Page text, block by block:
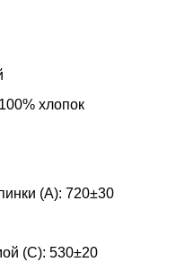
хлопок
(A): 720±30
(С): 530±20